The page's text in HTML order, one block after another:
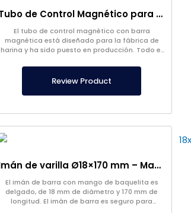
Tubo de Control Magnético para Molinos de Harina
El tubo de control magnético con barra
magnética está diseñado para la fábrica de
harina y ha sido puesto en producción. Todo el
nos pertenece.
Review Product
Imán de varilla Ø18×170 mm – Mango de baquelita
El imán de barra con mango de baquelita es
delgado, de 18 mm de diámetro y 170 mm de
longitud. El imán de barra es seguro para